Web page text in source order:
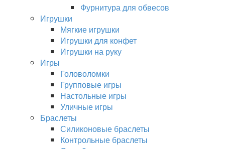
Фурнитура для обвесов
Игрушки
Мягкие игрушки
Игрушки для конфет
Игрушки на руку
Игры
Головоломки
Групповые игры
Настольные игры
Уличные игры
Браслеты
Силиконовые браслеты
Контрольные браслеты